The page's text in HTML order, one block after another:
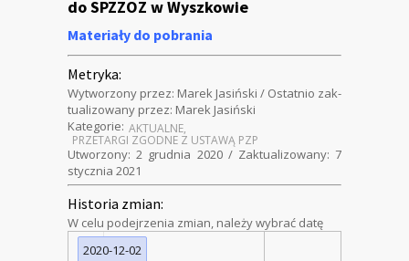
do SPZZOZ w Wyszkowie
Materiały do pobrania
Metryka:
Wyt­wor­zony przez: Marek Jasińs­ki / Ostat­nio zak­
tu­al­i­zowany przez: Marek Jasińs­ki
Kat­e­gorie: AKTU­ALNE,
PRZE­TAR­GI ZGODNE Z USTAWĄ PZP
Utwor­zony: 2 grud­nia 2020 / Zak­tu­al­i­zowany: 7
sty­cz­nia 2021
Historia zmian:
W celu pode­jrzenia zmi­an, należy wybrać datę
2020-12-02